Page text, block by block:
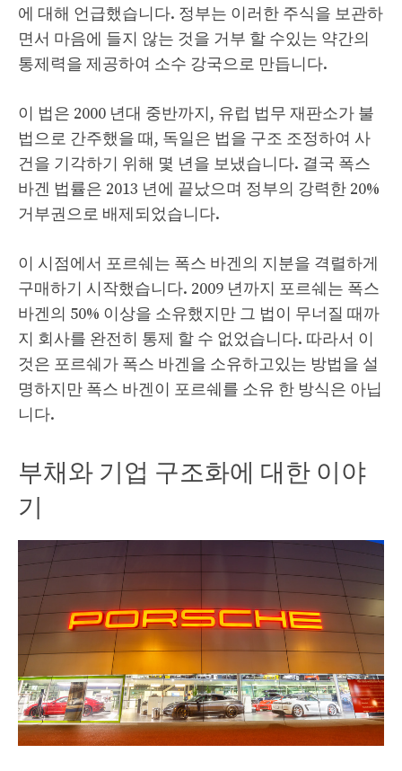
에 대해 언급했습니다. 정부는 이러한 주식을 보관하
면서 마음에 들지 않는 것을 거부 할 수있는 약간의
통제력을 제공하여 소수 강국으로 만듭니다.
이 법은 2000 년대 중반까지, 유럽 법무 재판소가 불
법으로 간주했을 때, 독일은 법을 구조 조정하여 사
건을 기각하기 위해 몇 년을 보냈습니다. 결국 폭스
바겐 법률은 2013 년에 끝났으며 정부의 강력한 20%
거부권으로 배제되었습니다.
이 시점에서 포르쉐는 폭스 바겐의 지분을 격렬하게
구매하기 시작했습니다. 2009 년까지 포르쉐는 폭스
바겐의 50% 이상을 소유했지만 그 법이 무너질 때까
지 회사를 완전히 통제 할 수 없었습니다. 따라서 이
것은 포르쉐가 폭스 바겐을 소유하고있는 방법을 설
명하지만 폭스 바겐이 포르쉐를 소유 한 방식은 아닙
니다.
부채와 기업 구조화에 대한 이야
기